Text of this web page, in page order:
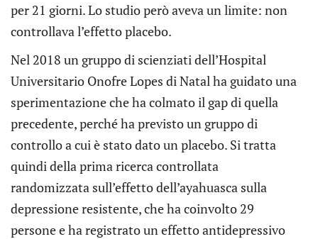
per 21 giorni. Lo studio però aveva un limite: non
controllava l’effetto placebo.
Nel 2018 un gruppo di scienziati dell’Hospital
Universitario Onofre Lopes di Natal ha guidato una
sperimentazione che ha colmato il gap di quella
precedente, perché ha previsto un gruppo di
controllo a cui è stato dato un placebo. Si tratta
quindi della prima ricerca controllata
randomizzata sull’effetto dell’ayahuasca sulla
depressione resistente, che ha coinvolto 29
persone e ha registrato un effetto antidepressivo